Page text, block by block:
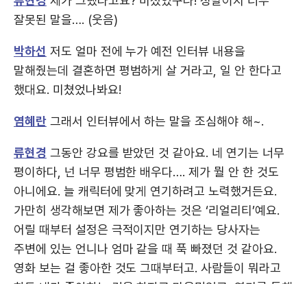
잘못된 말을…. (웃음)
박하선 저도 얼마 전에 누가 예전 인터뷰 내용을
말해줬는데 결혼하면 평범하게 살 거라고, 일 안 한다고
했대요. 미쳤었나봐요!
염혜란그래서 인터뷰에서 하는 말을 조심해야 해~.
류현경 그동안 강요를 받았던 것 같아요. 네 연기는 너무
평이하다, 넌 너무 평범한 배우다…. 제가 뭘 안 한 것도
아니에요. 늘 캐릭터에 맞게 연기하려고 노력했거든요.
가만히 생각해보면 제가 좋아하는 것은 ‘리얼리티’예요.
어릴 때부터 설정은 극적이지만 연기하는 당사자는
주변에 있는 언니나 엄마 같을 때 푹 빠졌던 것 같아요.
영화 보는 걸 좋아한 것도 그때부터고. 사람들이 뭐라고